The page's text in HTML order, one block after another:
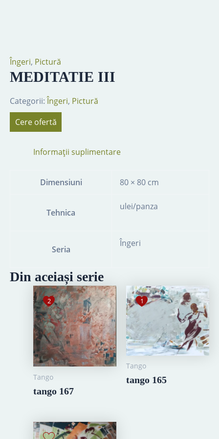
Îngeri, Pictură
MEDITATIE III
Categorii:Îngeri, Pictură
Cere ofertă
Informații suplimentare
Dimensiuni 80 × 80 cm
Tehnica
ulei/panza
Seria
Îngeri
Din aceiași serie
2
Tango
tango 167
1
Tango
tango 165